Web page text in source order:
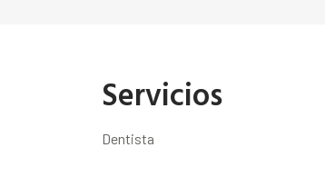
Servicios
Dentista